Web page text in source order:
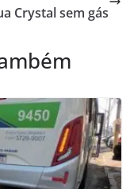
Crystal sem gás